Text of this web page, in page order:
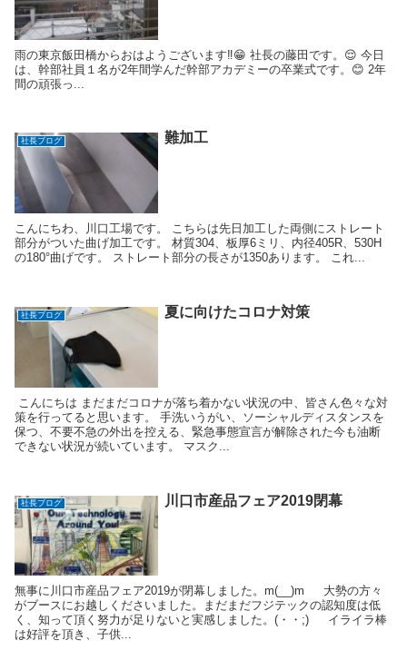
雨の東京飯田橋からおはようございます‼️😁 社長の藤田です。😌 今日
は、幹部社員１名が2年間学んだ幹部アカデミーの卒業式です。😊 2年
間の頑張っ...
社長ブログ 難加工
こんにちわ、川口工場です。 こちらは先日加工した両側にストレート
部分がついた曲げ加工です。 材質304、板厚6ミリ、内径405R、530H
の180°曲げです。 ストレート部分の長さが1350あります。 これ...
社長ブログ 夏に向けたコロナ対策
こんにちは まだまだコロナが落ち着かない状況の中、皆さん色々な対
策を行ってると思います。 手洗いうがい、ソーシャルディスタンスを
保つ、不要不急の外出を控える、緊急事態宣言が解除された今も油断
できない状況が続いています。 マスク...
社長ブログ 川口市産品フェア2019閉幕
無事に川口市産品フェア2019が閉幕しました。m(__)m 大勢の方々
がブースにお越しくださいました。まだまだフジテックの認知度は低
く、知って頂く努力が足りないと実感しました。(・・;) イライラ棒
は好評を頂き、子供...